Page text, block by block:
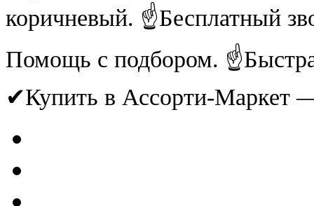
коричневый. ☝Бесплатный
Помощь с подбором.
✔Купить в Ассорти-Маркет